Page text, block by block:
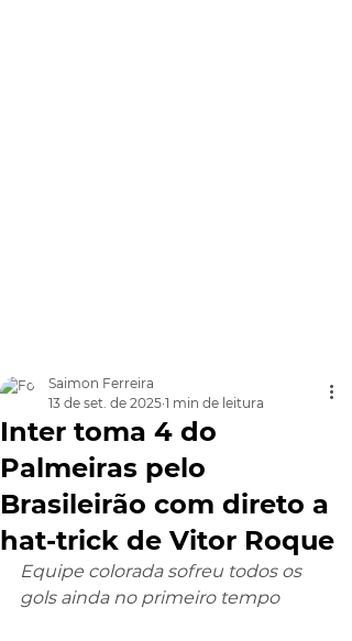
Inter toma 4 do
Palmeiras pelo
Brasileirão com direto a
hat-trick de Vitor Roque
Saimon Ferreira
13 de set. de 2025 1 min de leitura
Equipe colorada sofreu todos os
gols ainda no primeiro tempo